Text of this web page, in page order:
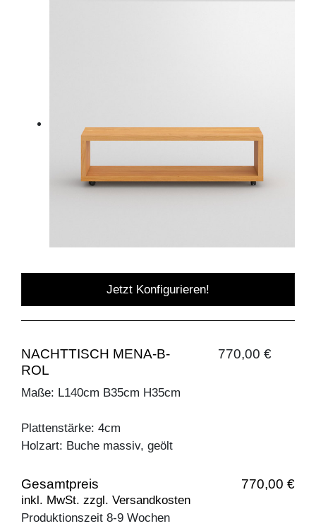
Jetzt Konfigurieren!
NACHTTISCH MENA-B-
ROL
770,00 €
Maße: L140cm B35cm H35cm
Plattenstärke: 4cm
Holzart: Buche massiv, geölt
Gesamtpreis 770,00 €
inkl. MwSt. zzgl. Versandkosten
Produktionszeit 8-9 Wochen